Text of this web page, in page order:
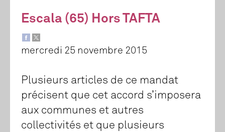
Escala (65) Hors TAFTA
mercredi 25 novembre 2015
Plusieurs articles de ce mandat
précisent que cet accord s’imposera
aux communes et autres
collectivités et que plusieurs